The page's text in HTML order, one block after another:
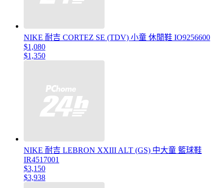
NIKE 耐吉 CORTEZ SE (TDV) 小童 休閒鞋 IO9256600
$1,080
$1,350
NIKE 耐吉 LEBRON XXIII ALT (GS) 中大童 籃球鞋
IR4517001
$3,150
$3,938